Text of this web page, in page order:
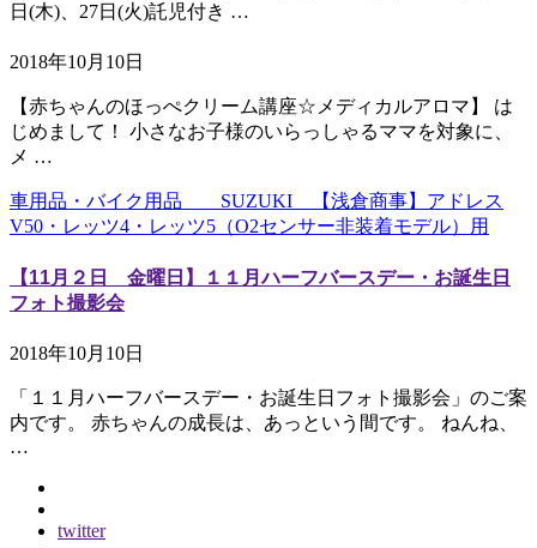
日(木)、27日(火)託児付き …
2018年10月10日
【赤ちゃんのほっぺクリーム講座☆メディカルアロマ】 は
じめまして！ 小さなお子様のいらっしゃるママを対象に、
メ …
車用品・バイク用品 SUZUKI 【浅倉商事】アドレス
V50・レッツ4・レッツ5（O2センサー非装着モデル）用
【11月２日 金曜日】１１月ハーフバースデー・お誕生日
フォト撮影会
2018年10月10日
「１１月ハーフバースデー・お誕生日フォト撮影会」のご案
内です。 赤ちゃんの成長は、あっという間です。 ねんね、
…
twitter